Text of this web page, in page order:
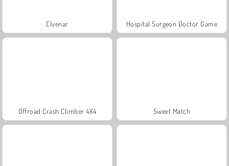
Elvenar Hospital Surgeon Doctor Game
Offroad Crash Climber 4X4 Sweet Match